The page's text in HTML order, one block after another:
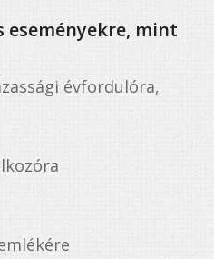
eseményekre, mint
évfordulóra,